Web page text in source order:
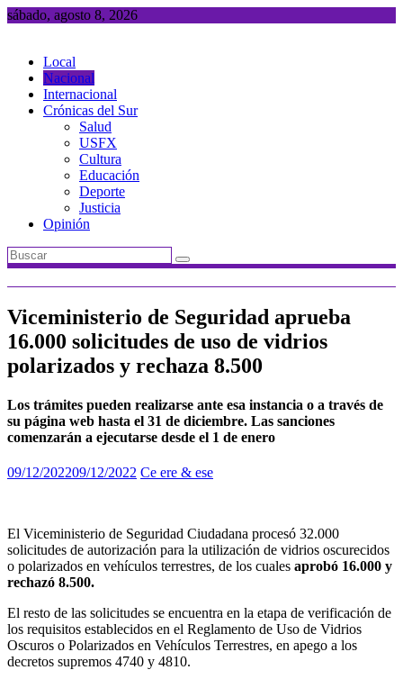
Saltar
sábado, agosto 8, 2026
Local
Nacional
Internacional
Crónicas del Sur
Salud
USFX
Cultura
Educación
Deporte
Justicia
Opinión
Viceministerio de Seguridad aprueba
16.000 solicitudes de uso de vidrios
polarizados y rechaza 8.500
Los trámites pueden realizarse ante esa instancia o a través de
su página web hasta el 31 de diciembre. Las sanciones
comenzarán a ejecutarse desde el 1 de enero
09/12/202209/12/2022 Ce ere & ese
El Viceministerio de Seguridad Ciudadana procesó 32.000
solicitudes de autorización para la utilización de vidrios oscurecidos
o polarizados en vehículos terrestres, de los cuales aprobó 16.000 y
rechazó 8.500.
El resto de las solicitudes se encuentra en la etapa de verificación de
los requisitos establecidos en el Reglamento de Uso de Vidrios
Oscuros o Polarizados en Vehículos Terrestres, en apego a los
decretos supremos 4740 y 4810.